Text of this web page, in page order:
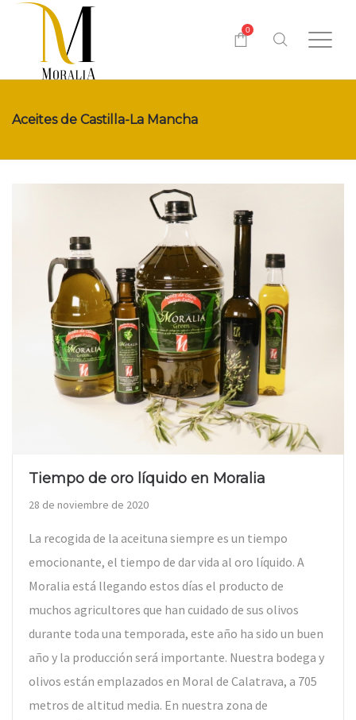
0
Aceites de Castilla-La Mancha
Tiempo de oro líquido en Moralia
28 de noviembre de 2020
La recogida de la aceituna siempre es un tiempo
emocionante, el tiempo de dar vida al oro líquido. A
Moralia está llegando estos días el producto de
muchos agricultores que han cuidado de sus olivos
durante toda una temporada, este año ha sido un buen
año y la producción será importante. Nuestra bodega y
olivos están emplazados en Moral de Calatrava, a 705
metros de altitud media. En nuestra zona de